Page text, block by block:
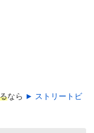
なら ► ストリートビ